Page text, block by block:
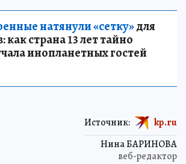
натянули «сетку»для
страна 13 лет тайно
инопланетных гостей
Нина БАРИНОВА
веб-редактор
Источник: kp.ru